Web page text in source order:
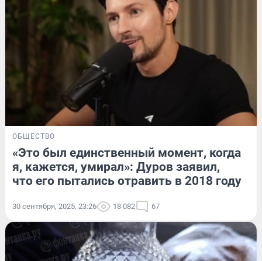
ОБЩЕСТВО
«Это был единственный момент, когда
я, кажется, умирал»: Дуров заявил,
что его пытались отравить в 2018 году
30 сентября, 2025, 23:26 18 082 67